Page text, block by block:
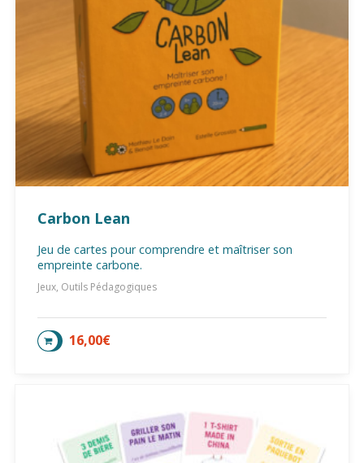
Carbon Lean
Jeu de cartes pour comprendre et maîtriser son
empreinte carbone.
Jeux, Outils Pédagogiques
16,00€
AJOUTER AU PANIER